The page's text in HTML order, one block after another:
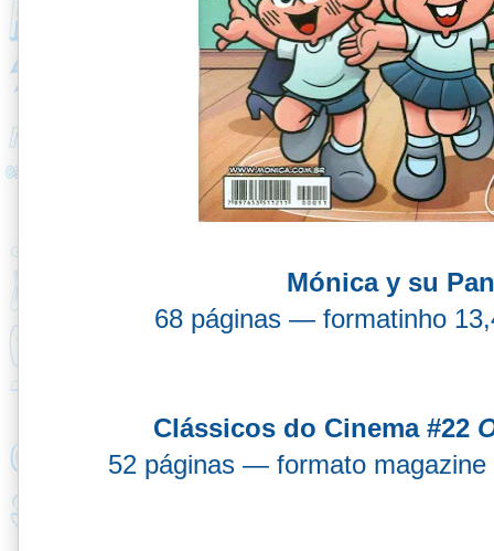
Mónica y su
68 páginas — formatinho
Clássicos do Cinema #22
52 páginas — formato